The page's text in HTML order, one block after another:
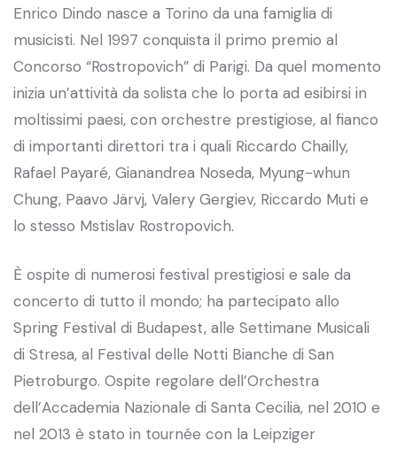
Enrico Dindo nasce a Torino da una famiglia di
musicisti. Nel 1997 conquista il primo premio al
Concorso “Rostropovich” di Parigi. Da quel momento
inizia un’attività da solista che lo porta ad esibirsi in
moltissimi paesi, con orchestre prestigiose, al fianco
di importanti direttori tra i quali Riccardo Chailly,
Rafael Payaré, Gianandrea Noseda, Myung-whun
Chung, Paavo Järvj, Valery Gergiev, Riccardo Muti e
lo stesso Mstislav Rostropovich.
È ospite di numerosi festival prestigiosi e sale da
concerto di tutto il mondo; ha partecipato allo
Spring Festival di Budapest, alle Settimane Musicali
di Stresa, al Festival delle Notti Bianche di San
Pietroburgo. Ospite regolare dell’Orchestra
dell’Accademia Nazionale di Santa Cecilia, nel 2010 e
nel 2013 è stato in tournée con la Leipziger